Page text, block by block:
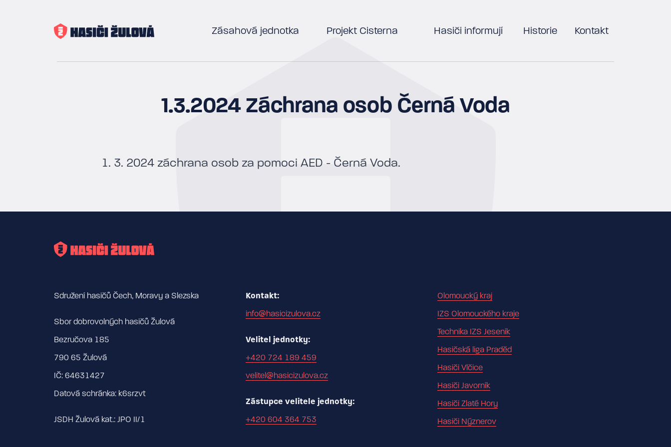
Zásahová jednotka Projekt Cisterna Hasiči informují Historie Kontakt
1.3.2024 Záchrana osob Černá Voda
1. 3. 2024 záchrana osob za pomoci AED - Černá Voda.
Sdružení hasičů Čech, Moravy a Slezska
Sbor dobrovolných hasičů Žulová
Bezručova 185
790 65 Žulová
IČ: 64631427
Datová schránka: k6srzvt
JSDH Žulová kat.: JPO II/1
Kontakt:
info@hasicizulova.cz
Velitel jednotky:
+420 724 189 459
velitel@hasicizulova.cz
Zástupce velitele jednotky:
+420 604 364 753
Olomoucký kraj
IZS Olomouckého kraje
Technika IZS Jeseník
Hasičská liga Praděd
Hasiči Vlčice
Hasiči Javorník
Hasiči Zlaté Hory
Hasiči Nýznerov